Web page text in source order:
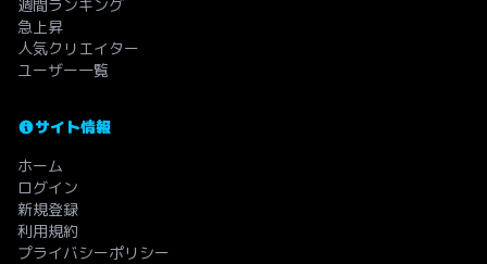
週間ランキング
急上昇
人気クリエイター
ユーザー一覧
サイト情報
ホーム
ログイン
新規登録
利用規約
プライバシーポリシー